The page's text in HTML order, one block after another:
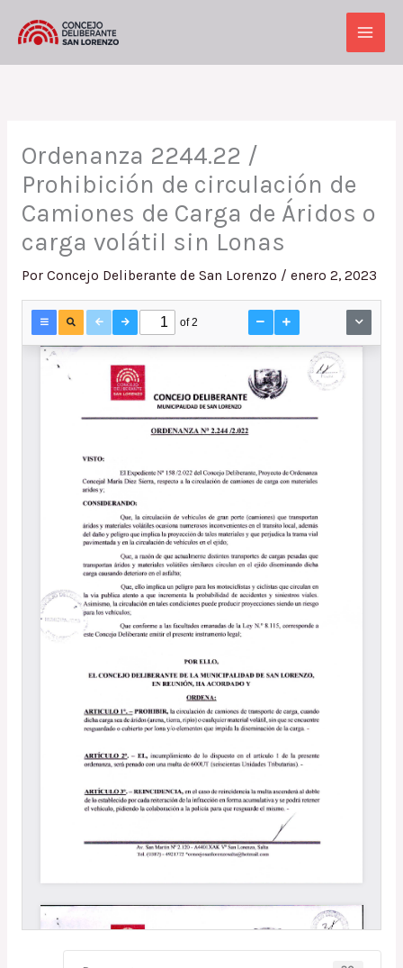
Main
Ordenanza 2244.22 /
Prohibición de circulación de
Camiones de Carga de Áridos o
carga volátil sin Lonas
Por Concejo Deliberante de San Lorenzo / enero 2, 2023